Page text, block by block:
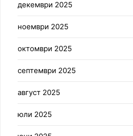
декември 2025
ноември 2025
октомври 2025
септември 2025
август 2025
юли 2025